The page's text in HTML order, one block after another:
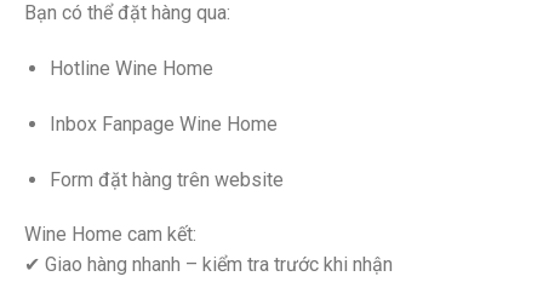
Bạn có thể đặt hàng qua:
Hotline Wine Home
Inbox Fanpage Wine Home
Form đặt hàng trên website
Wine Home cam kết:
✔ Giao hàng nhanh – kiểm tra trước khi nhận